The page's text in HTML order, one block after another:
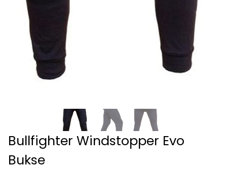
Bullfighter Windstopper Evo
Bukse